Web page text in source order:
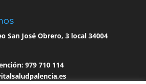
San José Obrero, 3 local 34004
979 710 114